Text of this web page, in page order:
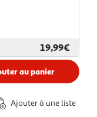
19,99€
au panier
Ajouter à une liste